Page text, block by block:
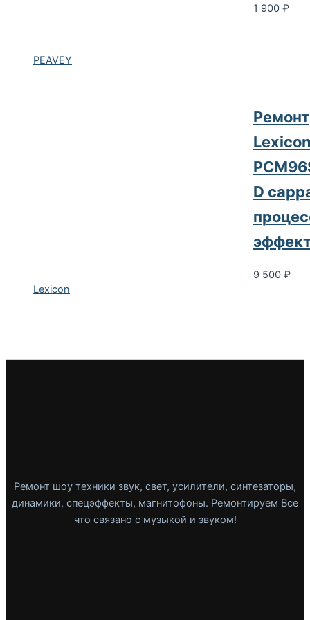
PEAVEY
1 900 ₽
Lexicon
Ремонт
D
9 500 ₽
Ремонт шоу техники звук, свет, усилители, синтезаторы,
динамики, спецэффекты, магнитофоны. Ремонтируем Все
что связано с музыкой и звуком!